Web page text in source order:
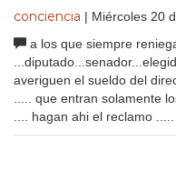
conciencia | Miércoles 20
a los que siempre
averiguen el sueldo del
..... que entran solamente
.... hagan ahi el reclamo .....